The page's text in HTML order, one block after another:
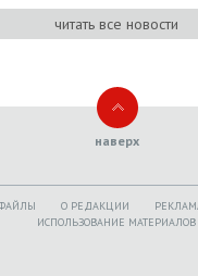
читать все новости
наверх
O РЕДАКЦИИ
ИСПОЛЬЗОВАНИЕ МАТЕРИАЛОВ